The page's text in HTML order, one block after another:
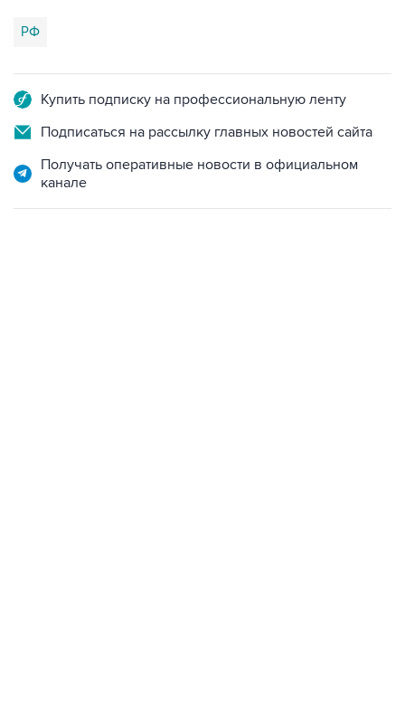
РФ
Купить подписку на профессиональную ленту
Подписаться на рассылку главных новостей сайта
Получать оперативные новости в официальном
канале